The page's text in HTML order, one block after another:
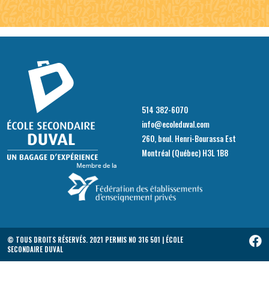
514 382-6070
info@ecoleduval.com
260, boul. Henri-Bourassa Est
Montréal (Québec) H3L 1B8
© TOUS DROITS RÉSERVÉS. 2021 PERMIS NO 316 501 | ÉCOLE
SECONDAIRE DUVAL